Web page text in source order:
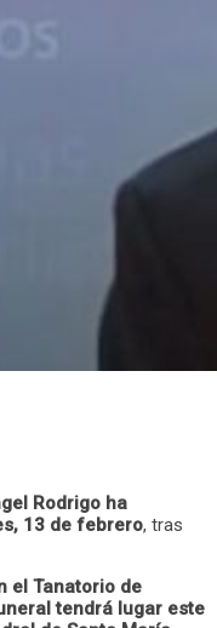
Rodrigo ha
13 de febrero, tras
el Tanatorio de
tendrá lugar este